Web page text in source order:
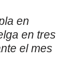
en
en tres
el mes